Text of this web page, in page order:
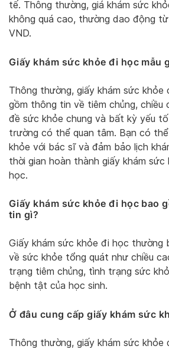
tế. Thông thường, giá khám sức
không quá cao, thường dao động
VND.
Giấy khám sức khỏe đi học mẫu
Thông thường, giấy khám sức
gồm thông tin về tiêm chủng, chiều
đề sức khỏe chung và bất kỳ yếu
trường có thể quan tâm. Bạn có
khỏe với bác sĩ và đảm bảo lịch
thời gian hoàn thành giấy khám
học.
Giấy khám sức khỏe đi học bao
tin gì?
Giấy khám sức khỏe đi học thường
về sức khỏe tổng quát như chiều
trạng tiêm chủng, tình trạng sức
bệnh tật của học sinh.
Ở đâu cung cấp giấy khám sức
Thông thường, giấy khám sức khỏe